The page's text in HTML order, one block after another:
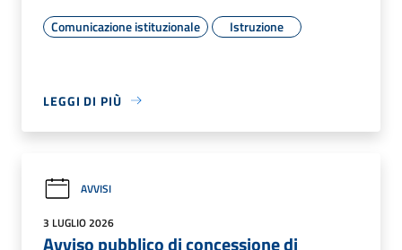
Comunicazione istituzionale Istruzione
LEGGI DI PIÙ
AVVISI
3 LUGLIO 2026
Avviso pubblico di concessione di